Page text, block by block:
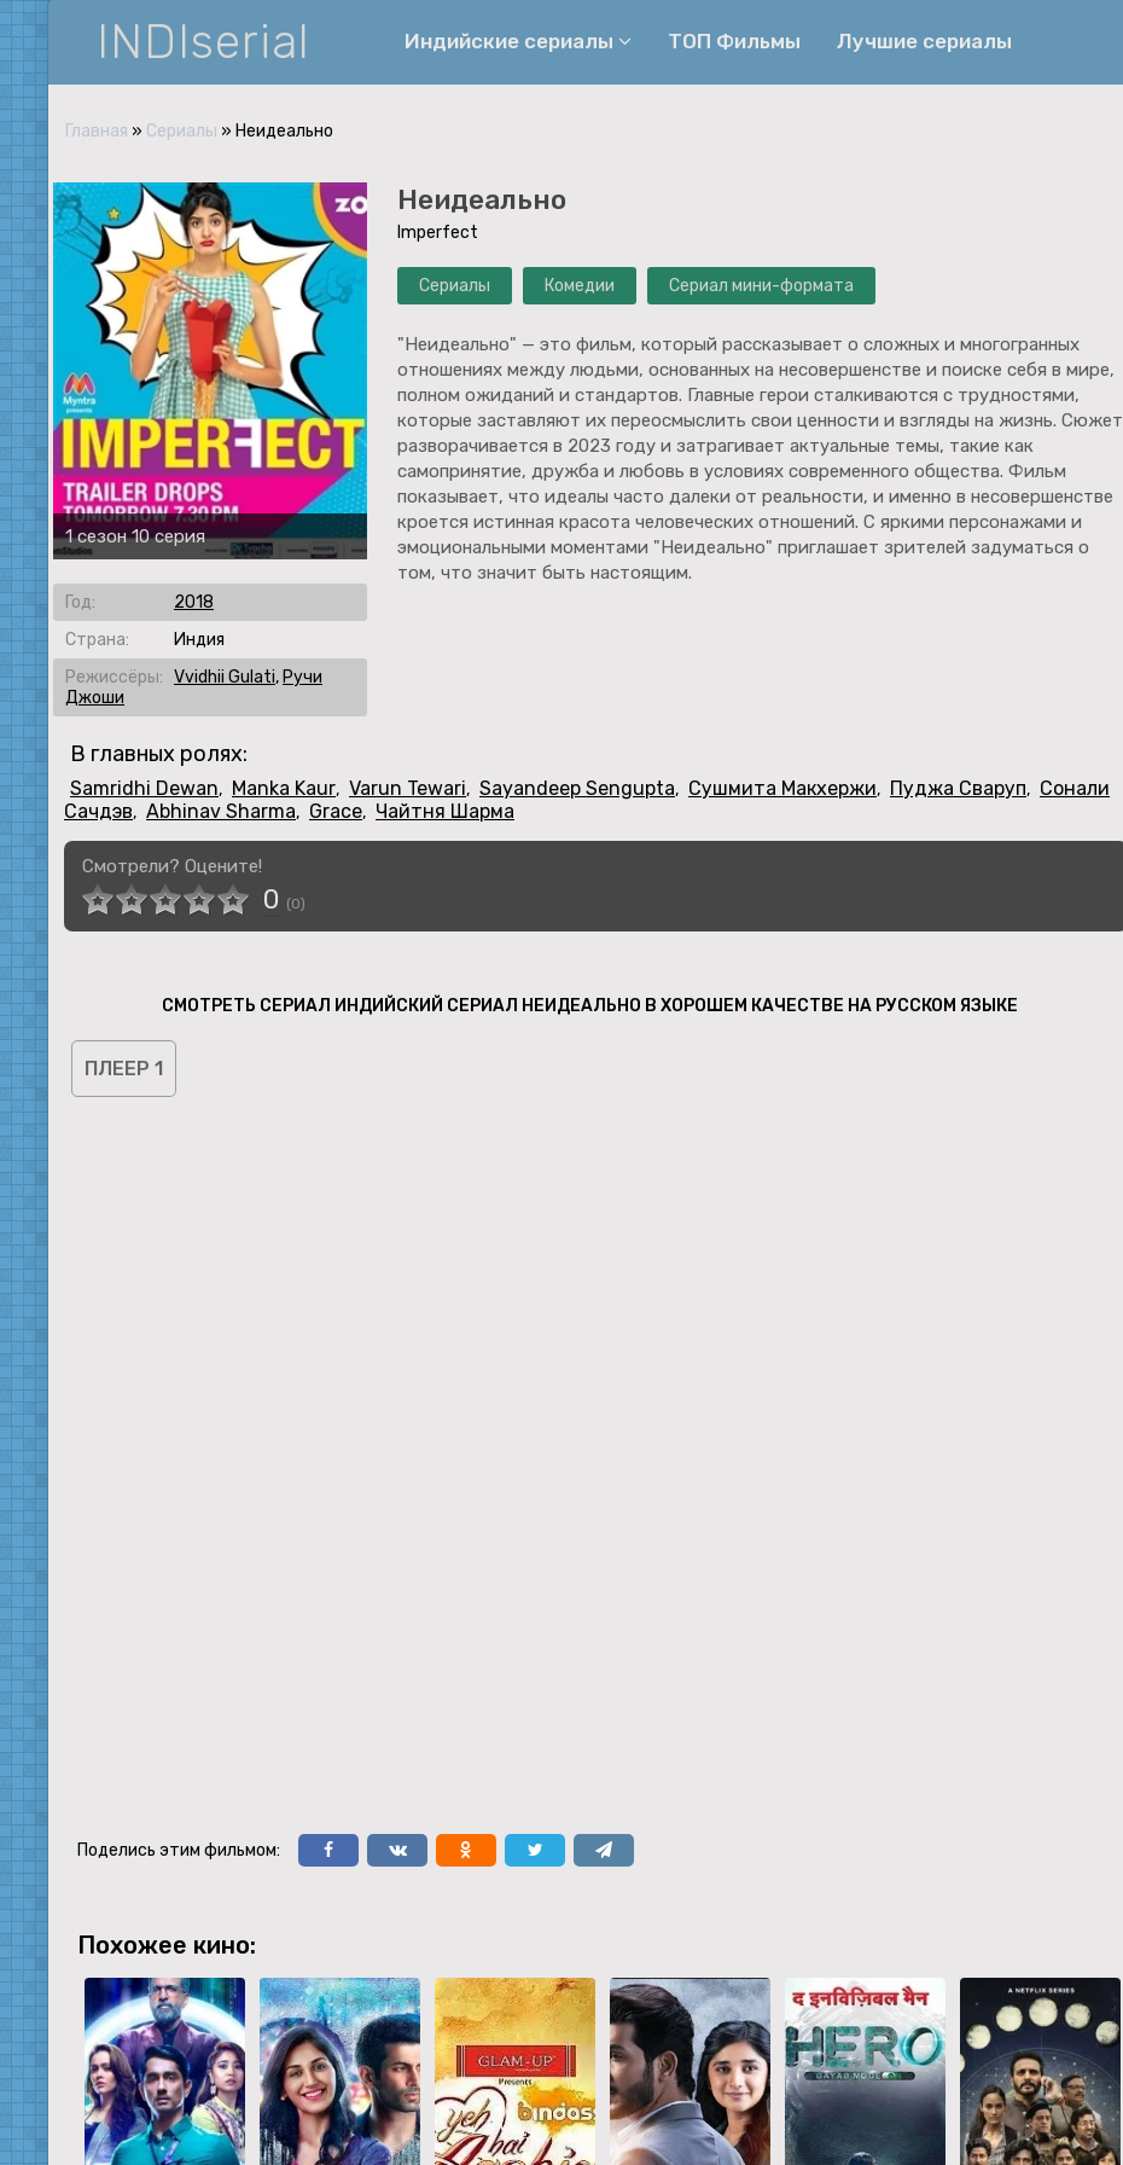
INDIserial Индийские сериалы
История
Документальные
Спортивные
Музыка
Военные
Семейные
Мелодрамы
Фильмы
Ужасы
ТОП Фильмы Лучшие сериалы
Главная » Сериалы » Неидеально
Неидеально
Imperfect
Сериалы Комедии Сериал мини-формата
"Неидеально" — это фильм, который рассказывает о сложных и многогранных
отношениях между людьми, основанных на несовершенстве и поиске себя в мире,
полном ожиданий и стандартов. Главные герои сталкиваются с трудностями,
которые заставляют их переосмыслить свои ценности и взгляды на жизнь. Сюжет
разворачивается в 2023 году и затрагивает актуальные темы, такие как
самопринятие, дружба и любовь в условиях современного общества. Фильм
показывает, что идеалы часто далеки от реальности, и именно в несовершенстве
кроется истинная красота человеческих отношений. С яркими персонажами и
эмоциональными моментами "Неидеально" приглашает зрителей задуматься о
том, что значит быть настоящим.
1 сезон 10 серия
Год:
2018
Страна:
Индия
Режиссёры: Vvidhii Gulati, Ручи
Джоши
В главных ролях:
Samridhi Dewan, Manka Kaur, Varun Tewari, Sayandeep Sengupta, Сушмита Макхержи, Пуджа Сваруп, Сонали
Сачдэв, Abhinav Sharma, Grace, Чайтня Шарма
Смотрели? Оцените!
0 (0)
СМОТРЕТЬ СЕРИАЛ ИНДИЙСКИЙ СЕРИАЛ НЕИДЕАЛЬНО В ХОРОШЕМ КАЧЕСТВЕ НА РУССКОМ ЯЗЫКЕ
ПЛЕЕР 1
Поделись этим фильмом:
Похожее кино: